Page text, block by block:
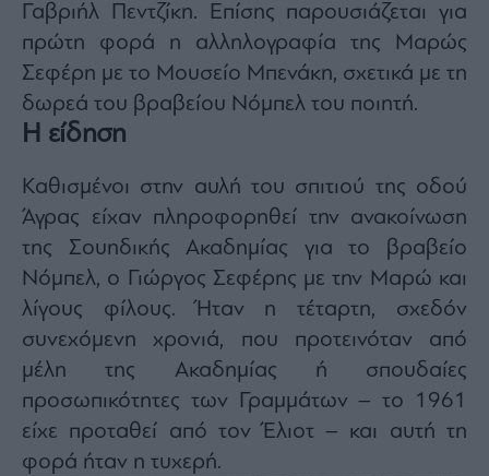
Γαβριήλ Πεντζίκη. Επίσης παρουσιάζεται για
πρώτη φορά η αλληλογραφία της Μαρώς
Σεφέρη με το Μουσείο Μπενάκη, σχετικά με τη
δωρεά του βραβείου Νόμπελ του ποιητή.
Η είδηση
Καθισμένοι στην αυλή του σπιτιού της οδού
Άγρας είχαν πληροφορηθεί την ανακοίνωση
της Σουηδικής Ακαδημίας για το βραβείο
Νόμπελ, ο Γιώργος Σεφέρης με την Μαρώ και
λίγους φίλους. Ήταν η τέταρτη, σχεδόν
συνεχόμενη χρονιά, που προτεινόταν από
μέλη της Ακαδημίας ή σπουδαίες
προσωπικότητες των Γραμμάτων – το 1961
είχε προταθεί από τον Έλιοτ – και αυτή τη
φορά ήταν η τυχερή.